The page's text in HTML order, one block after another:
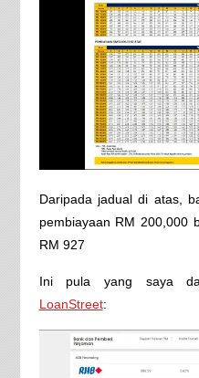
Daripada jadual di atas,
pembiayaan RM 200,000
RM 927
Ini pula yang saya
LoanStreet: